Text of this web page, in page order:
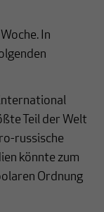
In
Teil der Welt
russische
könnte zum
Ordnung